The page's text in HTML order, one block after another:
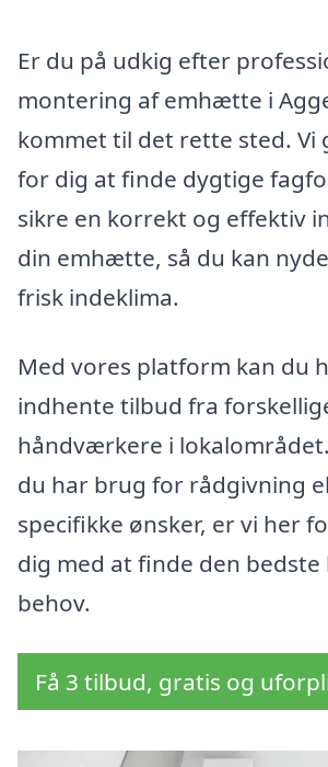
Er du på udkig efter
montering af emhætte i
kommet til det rette sted. Vi
for dig at finde dygtige
sikre en korrekt og effektiv
din emhætte, så du kan
frisk indeklima.
Med vores platform kan du
indhente tilbud fra
håndværkere i
du har brug for rådgivning
specifikke ønsker, er vi her
dig med at finde den
behov.
Få 3 tilbud, gratis og